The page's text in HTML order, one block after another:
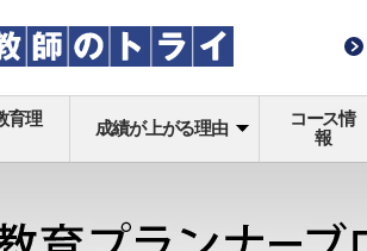
育理
成績が上がる理由
コース情
報